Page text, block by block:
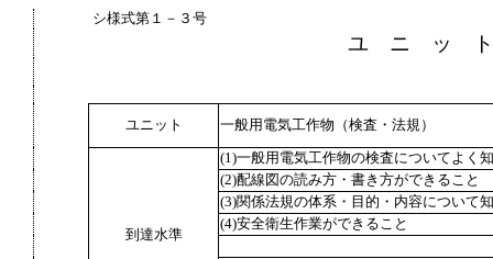
シ様式第１－３号
ユ ニ ッ
ユニット 一般用電気工作物（検査・法規）
到達水準
(1)一般用電気工作物の検査についてよく
(2)配線図の読み方・書き方ができること
(3)関係法規の体系・目的・内容について
(4)安全衛生作業ができること